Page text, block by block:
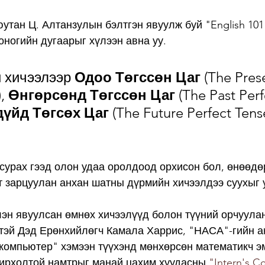
Ц. Алтанзулын бэлтгэн явуулж буй "English
дугаарыг хүлээн авна уу.
Одоо Төгссөн Цаг (The
Өнгөрсөнд Төгссөн Цаг (The Past
Төгсөх Цаг (The Future Perfect
гээд олон удаа оролдоод орхисон бол,
зарцуулан анхан шатны дүрмийн хичээлдээ
явуулсан өмнөх хичээлүүд болон түүний
Дэд Ерөнхийлөгч Камала Харрис, "НАСА"-гийн
хэмээн түүхэнд мөнхөрсөн математикч